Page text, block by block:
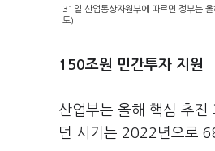
31일 산업통상자원부에 따르면 정부는
토)
150조원 민간투자 지원
산업부는 올해 핵심 추
던 시기는 2022년으로